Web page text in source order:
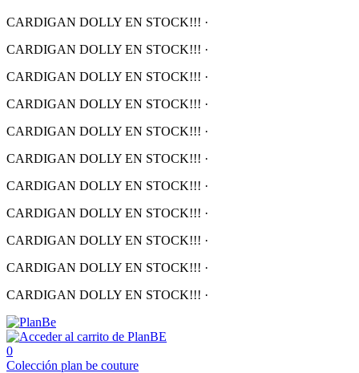
CARDIGAN DOLLY EN STOCK!!! ·
CARDIGAN DOLLY EN STOCK!!! ·
CARDIGAN DOLLY EN STOCK!!! ·
CARDIGAN DOLLY EN STOCK!!! ·
CARDIGAN DOLLY EN STOCK!!! ·
CARDIGAN DOLLY EN STOCK!!! ·
CARDIGAN DOLLY EN STOCK!!! ·
CARDIGAN DOLLY EN STOCK!!! ·
CARDIGAN DOLLY EN STOCK!!! ·
CARDIGAN DOLLY EN STOCK!!! ·
CARDIGAN DOLLY EN STOCK!!! ·
0
Colección plan be couture